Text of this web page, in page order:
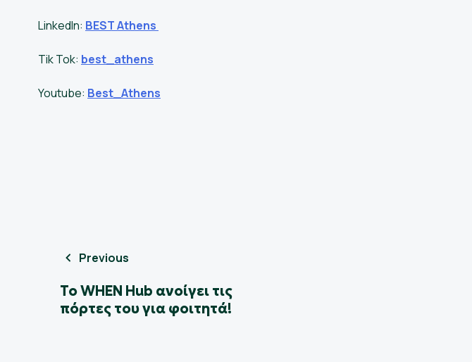
LinkedIn: BEST Athens
Tik Tok: best_athens
Youtube: Best_Athens
Previous
Το WHEN Hub ανοίγει τις
πόρτες του για φοιτητά!